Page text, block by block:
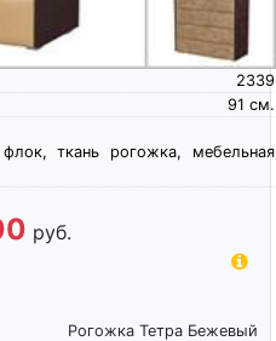
2339
см.
91
ткань рогожка, мебельная
руб.
Рогожка Тетра Бежевый